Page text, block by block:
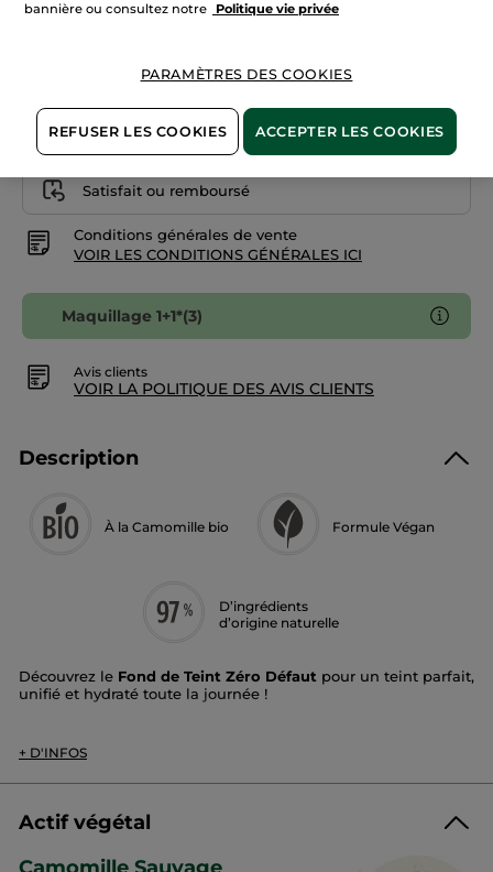
Doré
13/08
Paiement sécurisé
Satisfait ou remboursé
Conditions générales de vente
VOIR LES CONDITIONS GÉNÉRALES ICI
Maquillage 1+1*(3)
Avis clients
VOIR LA POLITIQUE DES AVIS CLIENTS
Description
À la Camomille bio Formule Végan
D’ingrédients
d’origine naturelle
Découvrez le Fond de Teint Zéro Défaut pour un teint parfait,
unifié et hydraté toute la journée !
Fini
Texture
sécheresse​
Grâce à sa couvrance parfaite et modulable, le fond de teint
+ D'INFOS
Actif végétal
bannière ou consultez notre
Politique vie privée
PARAMÈTRES DES COOKIES
REFUSER LES COOKIES ACCEPTER LES COOKIES